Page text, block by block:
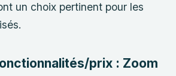
un choix pertinent pour les
prix : Zoom